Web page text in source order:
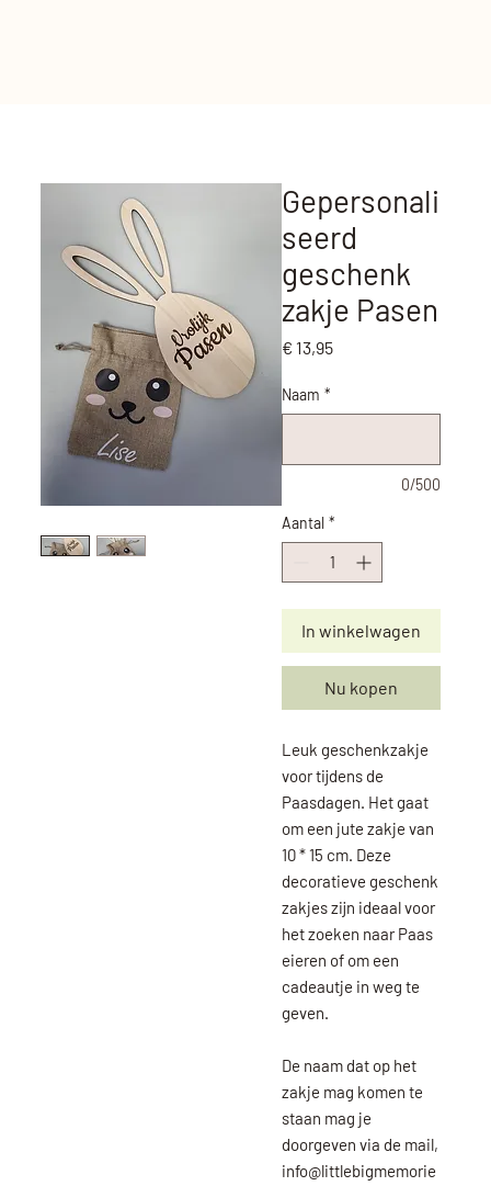
Gepersonali
seerd
geschenk
zakje Pasen
€ 13,95Prijs
Naam *
0/500
Aantal *
In winkelwagen
Nu kopen
Leuk geschenkzakje
voor tijdens de
Paasdagen. Het gaat
om een jute zakje van
10 * 15 cm. Deze
decoratieve geschenk
zakjes zijn ideaal voor
het zoeken naar Paas
eieren of om een
cadeautje in weg te
geven.
De naam dat op het
zakje mag komen te
staan mag je
doorgeven via de mail,
info@littlebigmemorie